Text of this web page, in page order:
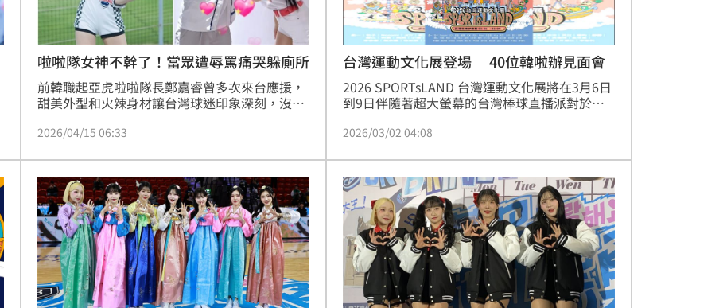
啦啦隊女神不幹了！當眾遭辱罵痛哭躲廁所
前韓職起亞虎啦啦隊長鄭嘉睿曾多次來台應援，
甜美外型和火辣身材讓台灣球迷印象深刻，沒想
發文，表示自己在工作時當眾受到辱罵，長期壓
並且進醫院接受治療。
2026/04/15 06:33
台灣運動文化展登場 40位韓啦辦見面會
2026 SPORTsLAND 台灣運動文化展將在3月6日
到9日伴隨著超大螢幕的台灣棒球直播派對於花
到運動文化再到應援文化，活動豐富多元，而且
現場還有多項會員任務可以累積MVP POINTS，
讓更多人可以用實際行為一起參與到台灣的運動
文化之中！
2026/03/02 04:08